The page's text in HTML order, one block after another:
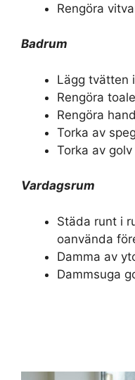
Rengöra
Badrum
Lägg tvätten
Rengöra
Rengöra
Torka av
Torka av golv
Vardagsrum
Städa runt i
oanvända
Damma av
Dammsuga